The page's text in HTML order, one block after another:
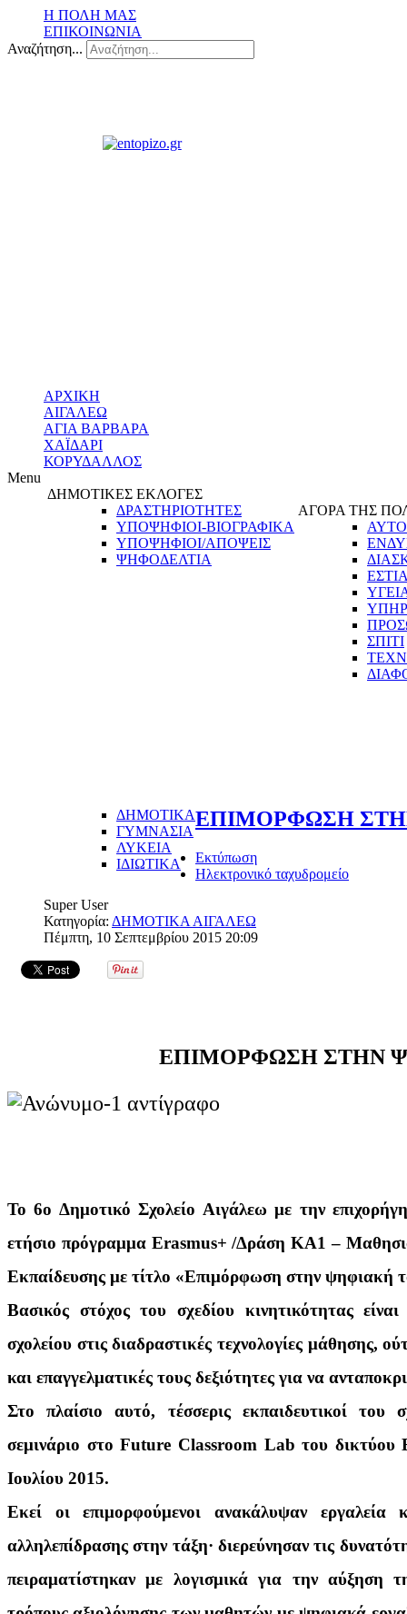
Η ΠΟΛΗ ΜΑΣ
ΕΠΙΚΟΙΝΩΝΙΑ
Αναζήτηση...
ΑΡΧΙΚΗ
ΑΙΓΑΛΕΩ
ΑΓΙΑ ΒΑΡΒΑΡΑ
ΧΑΪΔΑΡΙ
ΚΟΡΥΔΑΛΛΟΣ
Menu
ΔΗΜΟΤΙΚΕΣ ΕΚΛΟΓΕΣ
ΔΡΑΣΤΗΡΙΟΤΗΤΕΣ
ΥΠΟΨΗΦΙΟΙ-ΒΙΟΓΡΑΦΙΚΑ
ΥΠΟΨΗΦΙΟΙ/ΑΠΟΨΕΙΣ
ΨΗΦΟΔΕΛΤΙΑ
ΑΓΟΡΑ ΤΗΣ
ΣΠΙΤΙ
ΔΗΜΟΤΙΚΑ
ΓΥΜΝΑΣΙΑ
ΛΥΚΕΙΑ
ΙΔΙΩΤΙΚΑ
ΕΠΙΜΟΡΦΩΣΗ
Εκτύπωση
Ηλεκτρονικό ταχυδρομείο
Super User
Κατηγορία: ΔΗΜΟΤΙΚΑ ΑΙΓΑΛΕΩ
Πέμπτη, 10 Σεπτεμβρίου 2015 20:09
ΕΠΙΜΟΡΦΩΣΗ ΣΤΗΝ
Το 6ο Δημοτικό Σχολείο Αιγάλεω με την
ετήσιο πρόγραμμα Erasmus+ /Δράση ΚΑ1 –
Εκπαίδευσης με τίτλο «Επιμόρφωση στην ψηφιακή
Βασικός στόχος του σχεδίου κινητικότητας
σχολείου στις διαδραστικές τεχνολογίες μάθησης,
και επαγγελματικές τους δεξιότητες για να
Στο πλαίσιο αυτό, τέσσερις εκπαιδευτικοί του
σεμινάριο στο Future Classroom Lab του δικτύου
Ιουλίου 2015.
Εκεί οι επιμορφούμενοι ανακάλυψαν
αλληλεπίδρασης στην τάξη· διερεύνησαν τις
πειραματίστηκαν με λογισμικά για την αύξηση